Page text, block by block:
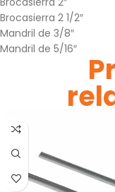
Brocasierra 2 1/2″
Mandril de 3/8″
Mandril de 5/16″